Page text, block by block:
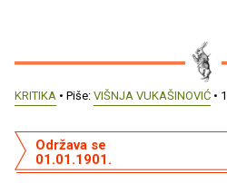
KRITIKA • Piše: VIŠNJA VUKAŠINOVIĆ •
Održava se
01.01.1901.